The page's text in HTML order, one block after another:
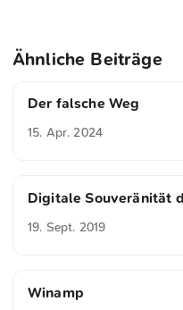
Ähnliche Beiträge
Der falsche Weg
15. Apr. 2024
Digitale Souveränität
19. Sept. 2019
Winamp